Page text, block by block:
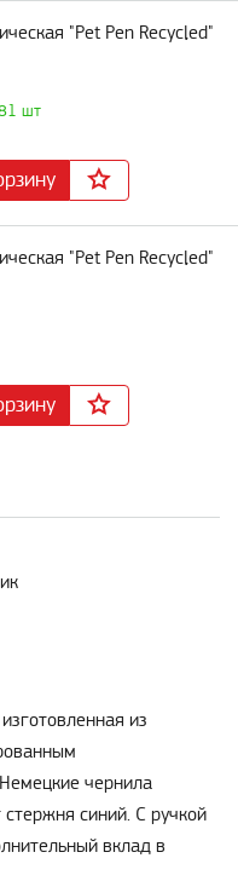
"Pet Pen Recycled"
шт
"Pet Pen Recycled"
из
чернила
стержня синий. С ручкой
вклад в